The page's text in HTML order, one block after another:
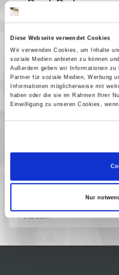
Diese Webseite verwendet Cookies
Wir verwenden Cookies, um Inhalte
soziale Medien anbieten zu können
Außerdem geben wir Informationen
Partner für soziale Medien, Werbung
Informationen möglicherweise mit
haben oder die sie im Rahmen Ihrer
Einwilligung zu unseren Cookies,
Nur
Past Dates
07 November 2017|
Kindheit im
Das Kino im Filmmuseum
Großen Waisenhaus und
Fachhochschule Potsdam
Gegenwart, darunter
Sujet der institutionellen
als Eliteeinrichtung als
über rigide Disziplin,
der Stiftung Großes
Potsdam